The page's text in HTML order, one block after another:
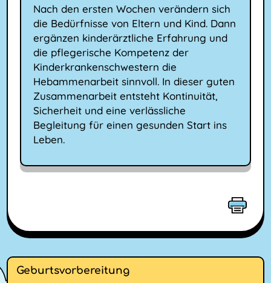
Nach den ersten Wochen verändern sich
die Bedürfnisse von Eltern und Kind. Dann
ergänzen kinderärztliche Erfahrung und
die pflegerische Kompetenz der
Kinderkrankenschwestern die
Hebammenarbeit sinnvoll. In dieser guten
Zusammenarbeit entsteht Kontinuität,
Sicherheit und eine verlässliche
Begleitung für einen gesunden Start ins
Leben.
Geburtsvorbereitung